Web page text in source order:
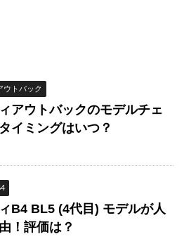
ウトバック
アウトバックのモデルチェ
イミングはいつ？
B4 BL5 (4代目) モデルが人
！評価は？